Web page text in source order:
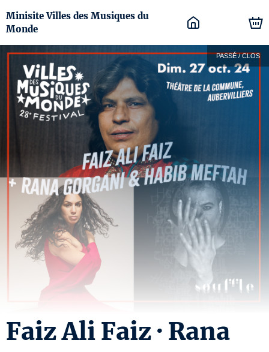
Minisite Villes des Musiques du
Monde
PASSÉ / CLOS
Faiz Ali Faiz · Rana